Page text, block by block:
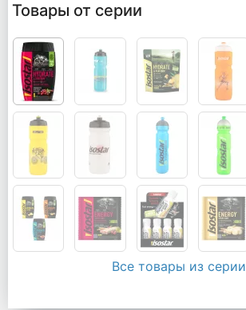
Товары от серии
Все товары из серии